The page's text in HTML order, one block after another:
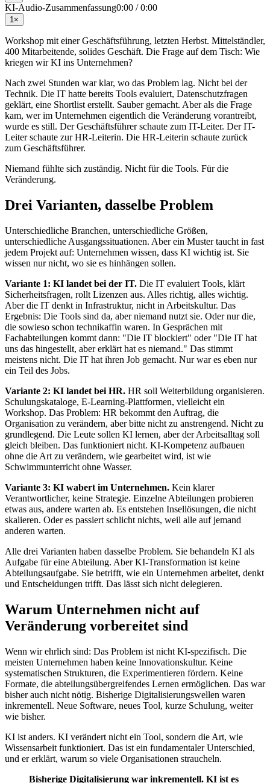
KI-Audio-Zusammenfassung0:00 /0:00
1×
Workshop mit einer Geschäftsführung, letzten Herbst. Mittelständler,
400 Mitarbeitende, solides Geschäft. Die Frage auf dem Tisch: Wie
kriegen wir KI ins Unternehmen?
Nach zwei Stunden war klar, wo das Problem lag. Nicht bei der
Technik. Die IT hatte bereits Tools evaluiert, Datenschutzfragen
geklärt, eine Shortlist erstellt. Sauber gemacht. Aber als die Frage
kam, wer im Unternehmen eigentlich die Veränderung vorantreibt,
wurde es still. Der Geschäftsführer schaute zum IT-Leiter. Der IT-
Leiter schaute zur HR-Leiterin. Die HR-Leiterin schaute zurück
zum Geschäftsführer.
Niemand fühlte sich zuständig. Nicht für die Tools. Für die
Veränderung.
Drei Varianten, dasselbe Problem
Unterschiedliche Branchen, unterschiedliche Größen,
unterschiedliche Ausgangssituationen. Aber ein Muster taucht in fast
jedem Projekt auf: Unternehmen wissen, dass KI wichtig ist. Sie
wissen nur nicht, wo sie es hinhängen sollen.
Variante 1: KI landet bei der IT. Die IT evaluiert Tools, klärt
Sicherheitsfragen, rollt Lizenzen aus. Alles richtig, alles wichtig.
Aber die IT denkt in Infrastruktur, nicht in Arbeitskultur. Das
Ergebnis: Die Tools sind da, aber niemand nutzt sie. Oder nur die,
die sowieso schon technikaffin waren. In Gesprächen mit
Fachabteilungen kommt dann: "Die IT blockiert" oder "Die IT hat
uns das hingestellt, aber erklärt hat es niemand." Das stimmt
meistens nicht. Die IT hat ihren Job gemacht. Nur war es eben nur
ein Teil des Jobs.
Variante 2: KI landet bei HR. HR soll Weiterbildung organisieren.
Schulungskataloge, E-Learning-Plattformen, vielleicht ein
Workshop. Das Problem: HR bekommt den Auftrag, die
Organisation zu verändern, aber bitte nicht zu anstrengend. Nicht zu
grundlegend. Die Leute sollen KI lernen, aber der Arbeitsalltag soll
gleich bleiben. Das funktioniert nicht. KI-Kompetenz aufbauen
ohne die Art zu verändern, wie gearbeitet wird, ist wie
Schwimmunterricht ohne Wasser.
Variante 3: KI wabert im Unternehmen. Kein klarer
Verantwortlicher, keine Strategie. Einzelne Abteilungen probieren
etwas aus, andere warten ab. Es entstehen Insellösungen, die nicht
skalieren. Oder es passiert schlicht nichts, weil alle auf jemand
anderen warten.
Alle drei Varianten haben dasselbe Problem. Sie behandeln KI als
Aufgabe für eine Abteilung. Aber KI-Transformation ist keine
Abteilungsaufgabe. Sie betrifft, wie ein Unternehmen arbeitet, denkt
und Entscheidungen trifft. Das lässt sich nicht delegieren.
Warum Unternehmen nicht auf
Veränderung vorbereitet sind
Wenn wir ehrlich sind: Das Problem ist nicht KI-spezifisch. Die
meisten Unternehmen haben keine Innovationskultur. Keine
systematischen Strukturen, die Experimentieren fördern. Keine
Formate, die abteilungsübergreifendes Lernen ermöglichen. Das war
bisher auch nicht nötig. Bisherige Digitalisierungswellen waren
inkrementell. Neue Software, neues Tool, kurze Schulung, weiter
wie bisher.
KI ist anders. KI verändert nicht ein Tool, sondern die Art, wie
Wissensarbeit funktioniert. Das ist ein fundamentaler Unterschied,
und er erklärt, warum so viele Organisationen straucheln.
Bisherige Digitalisierung war inkrementell. KI ist es